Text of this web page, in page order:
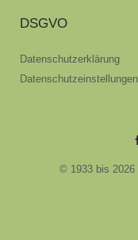
DSGVO
Datenschutzerklärung
Datenschutzeinstellungen
© 1933 bis 2026